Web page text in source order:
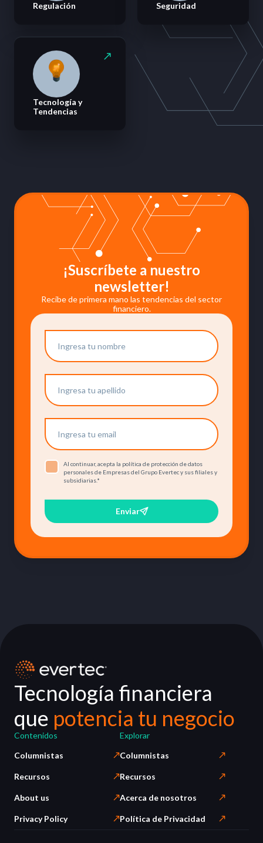
Regulación Seguridad
Tecnología y
Tendencias
¡Suscríbete a nuestro
newsletter!
Recibe de primera mano las tendencias del sector
financiero.
Al continuar, acepta la política de protección de datos
personales de Empresas del Grupo Evertec y sus filiales y
subsidiarias.*
Enviar
Tecnología financiera
que potencia tu negocio
Contenidos
Columnistas
Recursos
About us
Privacy Policy
Explorar
Columnistas
Recursos
Acerca de nosotros
Política de Privacidad